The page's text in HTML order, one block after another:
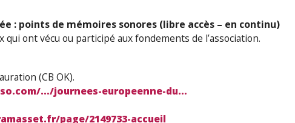
: points de mémoires sonores (libre accès – en continu)
qui ont vécu ou participé aux fondements de l’association.
(CB OK).
…/journees-europeenne-du…
page/2149733-accueil